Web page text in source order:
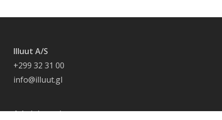
Illuut A/S
+299 32 31 00
info@illuut.gl
Administration